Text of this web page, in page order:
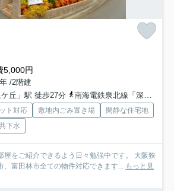
5,000円
/2階建
丘」駅 徒歩27分
南海電鉄泉北線「深井」駅 徒歩38分
ト対応 敷地内ごみ置き場
閑静な住宅地
下水
屋をご紹介できるよう日々勉強中です。 大阪狭
、富田林市全ての物件対応できます...
もっと見